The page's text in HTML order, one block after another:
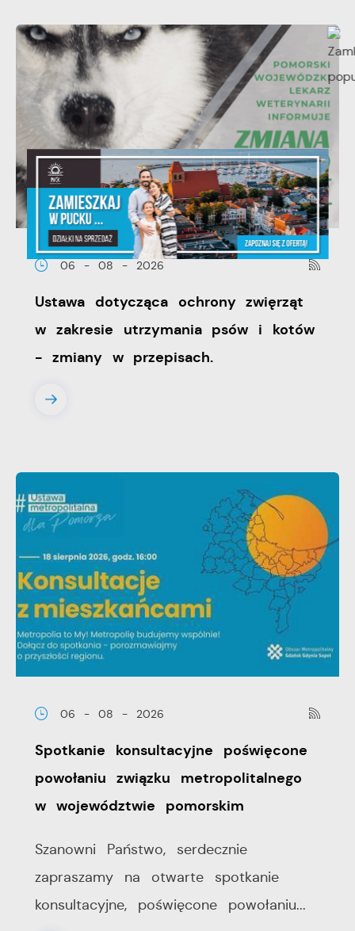
06 - 08 - 2026
Ustawa dotycząca ochrony zwięrząt
w zakresie utrzymania psów i kotów
- zmiany w przepisach.
06 - 08 - 2026
Spotkanie konsultacyjne poświęcone
powołaniu związku metropolitalnego
w województwie pomorskim
Szanowni Państwo, serdecznie
zapraszamy na otwarte spotkanie
konsultacyjne, poświęcone powołaniu...